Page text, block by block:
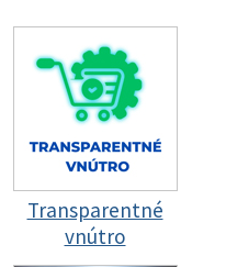
Transparentné
vnútro